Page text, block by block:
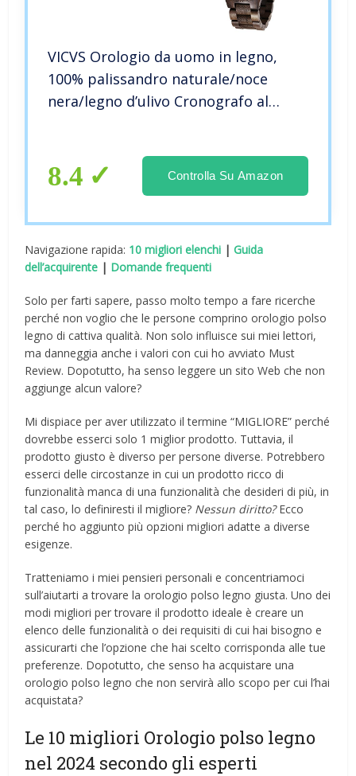
VICVS Orologio da uomo in legno,
100% palissandro naturale/noce
nera/legno d’ulivo Cronografo al
8.4 Controlla Su Amazon
Navigazione rapida: 10 migliori elenchi |Guida
dell’acquirente | Domande frequenti
Solo per farti sapere, passo molto tempo a fare ricerche
perché non voglio che le persone comprino orologio polso
legno di cattiva qualità. Non solo influisce sui miei lettori,
ma danneggia anche i valori con cui ho avviato Must
Review. Dopotutto, ha senso leggere un sito Web che non
aggiunge alcun valore?
Mi dispiace per aver utilizzato il termine “MIGLIORE” perché
dovrebbe esserci solo 1 miglior prodotto. Tuttavia, il
prodotto giusto è diverso per persone diverse. Potrebbero
esserci delle circostanze in cui un prodotto ricco di
funzionalità manca di una funzionalità che desideri di più, in
tal caso, lo definiresti il ​​migliore? Nessun diritto?Ecco
perché ho aggiunto più opzioni migliori adatte a diverse
esigenze.
Tratteniamo i miei pensieri personali e concentriamoci
sull’aiutarti a trovare la orologio polso legno giusta. Uno dei
modi migliori per trovare il prodotto ideale è creare un
elenco delle funzionalità o dei requisiti di cui hai bisogno e
assicurarti che l’opzione che hai scelto corrisponda alle tue
preferenze. Dopotutto, che senso ha acquistare una
orologio polso legno che non servirà allo scopo per cui l’hai
acquistata?
Le 10 migliori Orologio polso legno
nel 2024 secondo gli esperti